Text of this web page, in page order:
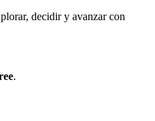
decidir y avanzar con
.